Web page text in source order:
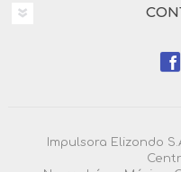
Impulsora Elizondo